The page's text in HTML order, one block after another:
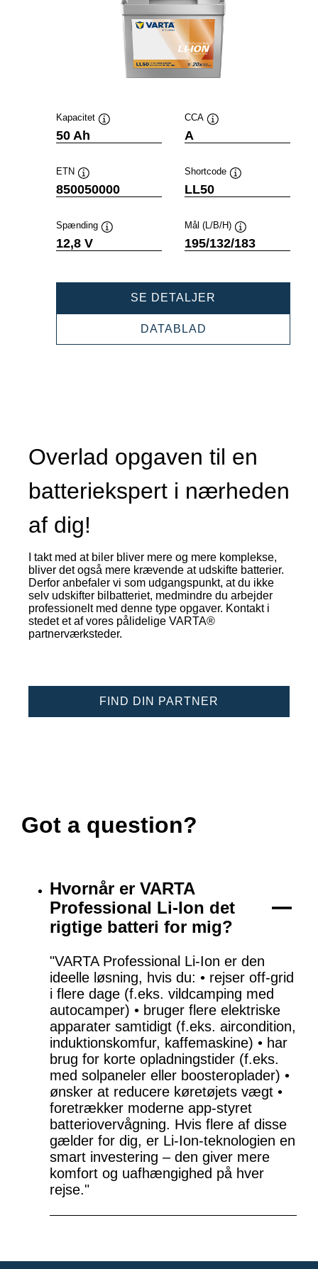
Kapacitet
50 Ah
CCA
A
ETN
Værktøjstip
850050000
Shortcode
LL50
Spænding
12,8 V
Mål (L/B/H)
Værktøjstip
195/132/183
SE DETALJER
DATABLAD
Overlad opgaven til en
batteriekspert i nærheden
af dig!
I takt med at biler bliver mere og mere komplekse,
bliver det også mere krævende at udskifte batterier.
Derfor anbefaler vi som udgangspunkt, at du ikke
selv udskifter bilbatteriet, medmindre du arbejder
professionelt med denne type opgaver. Kontakt i
stedet et af vores pålidelige VARTA®
partnerværksteder.
FIND DIN PARTNER
Got a question?
Hvornår er VARTA
Professional Li-Ion det
rigtige batteri for mig?
"VARTA Professional Li-Ion er den
ideelle løsning, hvis du: • rejser off-grid
i flere dage (f.eks. vildcamping med
autocamper) • bruger flere elektriske
apparater samtidigt (f.eks. aircondition,
induktionskomfur, kaffemaskine) • har
brug for korte opladningstider (f.eks.
med solpaneler eller boosteroplader) •
ønsker at reducere køretøjets vægt •
foretrækker moderne app-styret
batteriovervågning. Hvis flere af disse
gælder for dig, er Li-Ion-teknologien en
smart investering – den giver mere
komfort og uafhængighed på hver
rejse."